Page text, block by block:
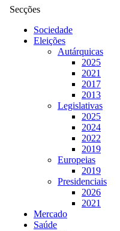
Secções
Sociedade
Eleições
Autárquicas
2025
2021
2017
2013
Legislativas
2025
2024
2022
2019
Europeias
2019
Presidenciais
2026
2021
Mercado
Saúde